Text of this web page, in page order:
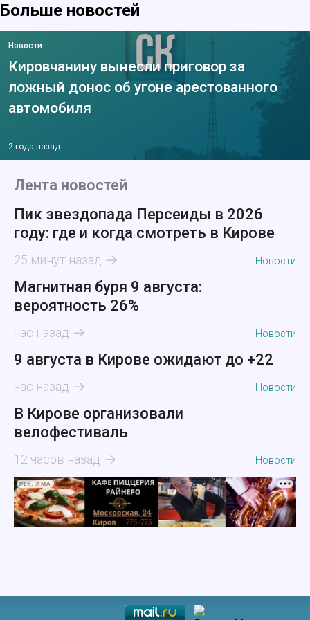
Больше новостей
Новости
Кировчанину вынесли приговор за
ложный донос об угоне арестованного
автомобиля
2 года назад
Лента новостей
Пик звездопада Персеиды в 2026
году: где и когда смотреть в Кирове
25 минут назад Новости
Магнитная буря 9 августа:
вероятность 26%
час назад Новости
9 августа в Кирове ожидают до +22
час назад Новости
В Кирове организовали
велофестиваль
12 часов назад Новости
РЕКЛАМА